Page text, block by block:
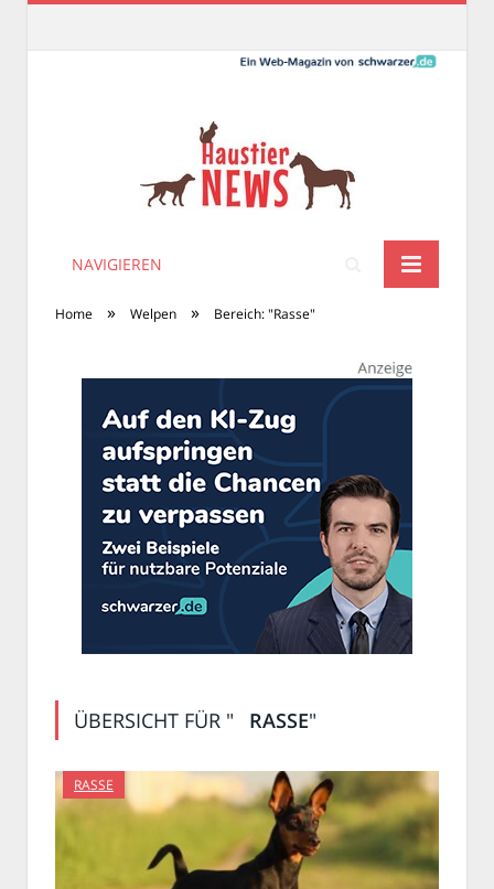
NAVIGIEREN
Home » Welpen » Bereich: "Rasse"
ÜBERSICHT FÜR " RASSE"
RASSE